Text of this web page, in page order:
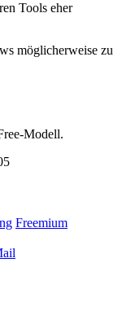
Tools eher
möglicherweise zu
Modell.
Freemium